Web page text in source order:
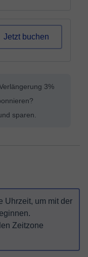
Jetzt buchen
3%
sparen.
Uhrzeit, um mit der
Zeitzone